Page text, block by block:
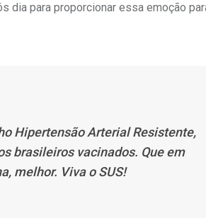
dia para proporcionar essa emoção
Hipertensão Arterial Resistente,
brasileiros vacinados. Que em
melhor. Viva o SUS!